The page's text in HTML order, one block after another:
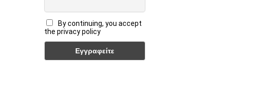
By continuing, you accept
the privacy policy